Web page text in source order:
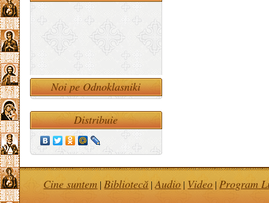
Noi pe Odnoklasniki
Distribuie
Cine suntem | Bibliotecă |Audio | Video | Program